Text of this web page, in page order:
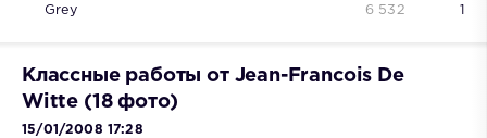
Grey 6 532
Классные работы от Jean-Francois De
Witte (18 фото)
15/01/2008 17:28